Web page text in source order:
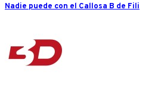
Nadie puede con el Callosa B de Fili